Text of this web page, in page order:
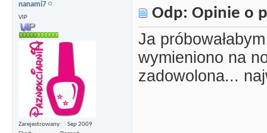
nanami7
VIP
Zarejestrowany
Sep 2009
Odp: Opinie o
Ja
wymieniono na
zadowolona...